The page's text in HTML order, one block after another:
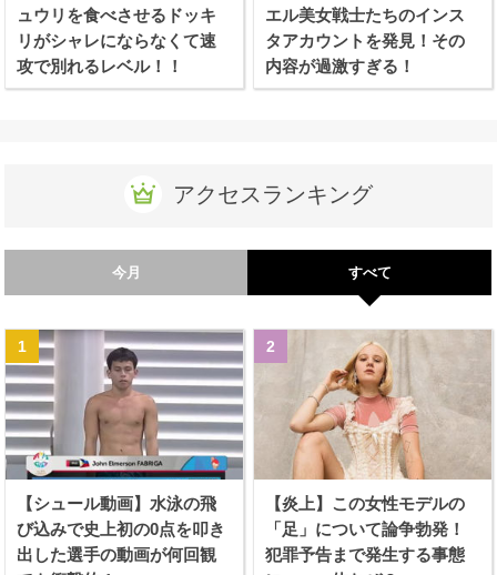
ュウリを食べさせるドッキ
リがシャレにならなくて速
攻で別れるレベル！！
エル美女戦士たちのインス
タアカウントを発見！その
内容が過激すぎる！
アクセスランキング
今月 すべて
【シュール動画】水泳の飛
び込みで史上初の0点を叩き
出した選手の動画が何回観
【炎上】この女性モデルの
「足」について論争勃発！
犯罪予告まで発生する事態